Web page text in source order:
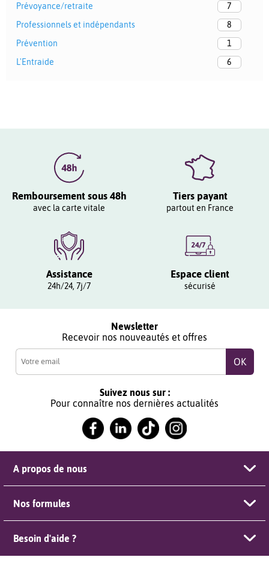
Prévoyance/retraite
7
Professionnels et indépendants
8
Prévention
1
L'Entraide
6
Remboursement sous 48h
avec la carte vitale
Tiers payant
partout en France
Assistance
24h/24, 7j/7
Espace client
sécurisé
Newsletter
Recevoir nos nouveautés et offres
Suivez nous sur :
Pour connaître nos dernières actualités
A propos de nous
Nos formules
Besoin d'aide ?